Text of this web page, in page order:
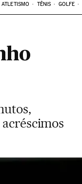
ATLETISMO TÊNIS GOLFE